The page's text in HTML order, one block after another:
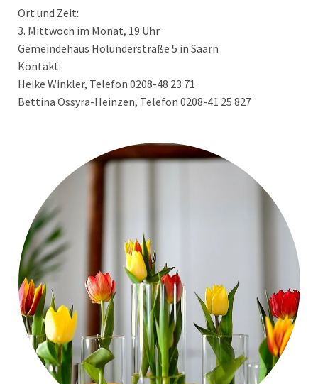
Ort und Zeit:
3. Mittwoch im Monat, 19 Uhr
Gemeindehaus Holunderstraße 5 in Saarn
Kontakt:
Heike Winkler, Telefon 0208-48 23 71
Bettina Ossyra-Heinzen, Telefon 0208-41 25 827